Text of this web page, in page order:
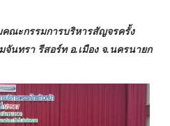
ณะกรรมการบริหารสัญจรครั้ง
นทรา รีสอร์ท อ.เมือง จ.นครนายก